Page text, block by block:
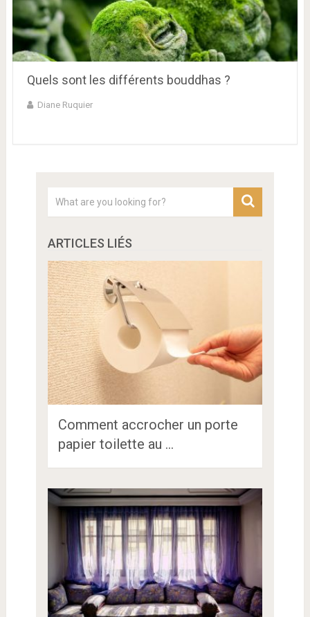
Quels sont les différents bouddhas ?
Diane Ruquier
ARTICLES LIÉS
Comment accrocher un porte
papier toilette au …